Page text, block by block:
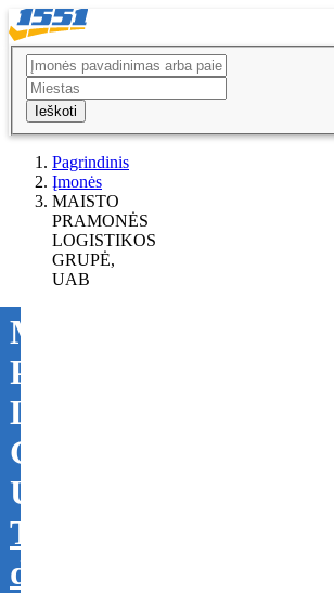
Ieškoti
Pagrindinis
Įmonės
MAISTO
PRAMONĖS
LOGISTIKOS
GRUPĖ,
UAB
MAISTO
PRAMONĖS
LOGISTIKOS
GRUPĖ,
UAB
Tikslinti
duomenis